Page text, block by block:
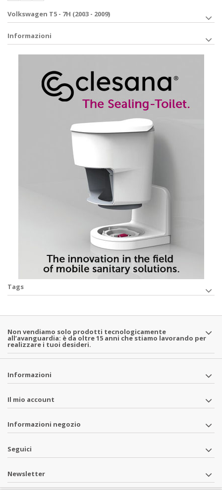
Volkswagen T5 - 7H (2003 - 2009)
Informazioni
Tags
Non vendiamo solo prodotti tecnologicamente
all’avanguardia: è da oltre 15 anni che stiamo lavorando per
realizzare i tuoi desideri.
Informazioni
Il mio account
Informazioni negozio
Seguici
Newsletter